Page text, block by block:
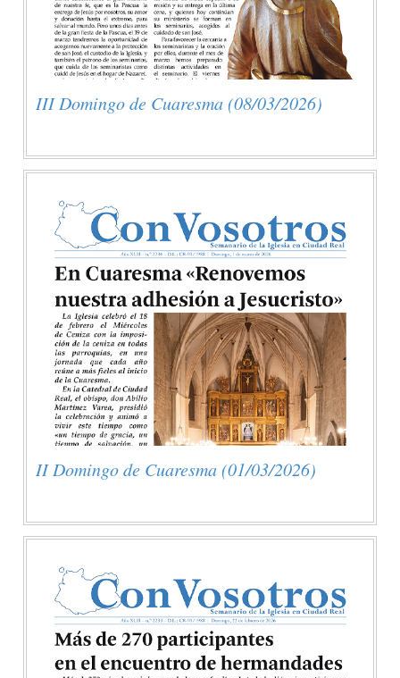
III Domingo de Cuaresma (08/03/2026)
II Domingo de Cuaresma (01/03/2026)